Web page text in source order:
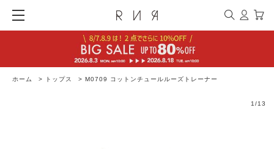
ホーム > トップス > M0709 コットンチュールルーズトレーナー
1 /13